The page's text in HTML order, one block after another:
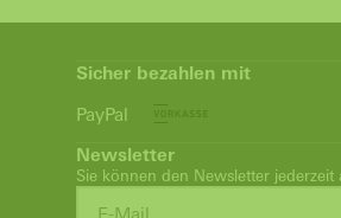
Sicher bezahlen mit
PayPal
Newsletter
Sie können den Newsletter jederzeit